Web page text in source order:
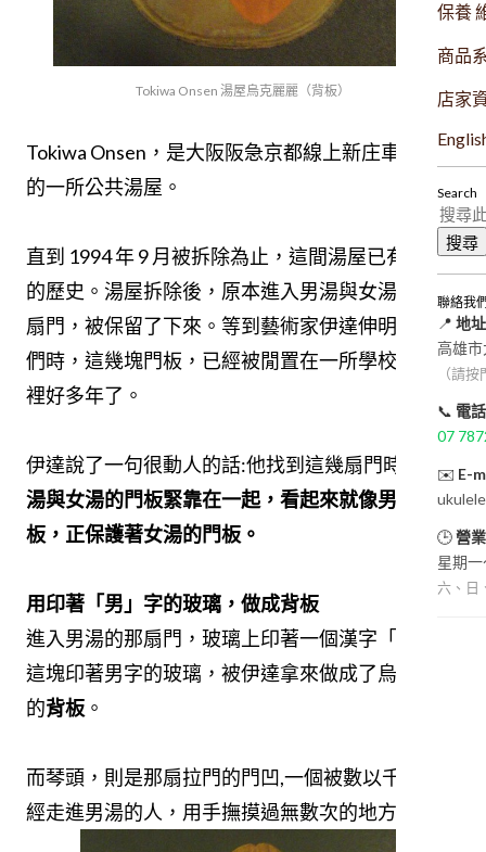
Tokiwa Onsen 湯屋烏克麗麗（背板）
Tokiwa Onsen，是大阪阪急京都線上新庄車站附近
的一所公共湯屋。
直到 1994 年 9 月被拆除為止，這間湯屋已有 40 年
的歷史。湯屋拆除後，原本進入男湯與女湯的那兩
扇門，被保留了下來。等到藝術家伊達伸明找到它
們時，這幾塊門板，已經被閒置在一所學校的校園
裡好多年了。
伊達說了一句很動人的話:他找到這幾扇門時，
男
湯與女湯的門板緊靠在一起，看起來就像男湯的門
板，正保護著女湯的門板。
用印著「男」字的玻璃，做成背板
進入男湯的那扇門，玻璃上印著一個漢字「
這塊印著男字的玻璃，被伊達拿來做成了烏克麗麗
的背板 。
而琴頭，則是那扇拉門的門凹,一個被數以千計、曾
經走進男湯的人，用手撫摸過無數次的地方。
保養
商品
店家
Search
聯絡我
📍 地址
高雄市
（請
📞 電話
07
✉️ E-
🕒營
星期
六、日